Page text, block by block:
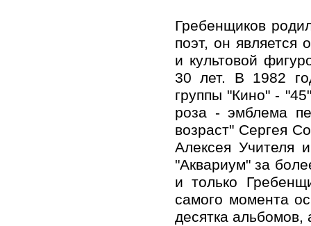
Гребенщиков
поэт, он является
и культовой
30 лет. В 1982
группы "Кино" -
роза - эмблема
возраст" Сергея
Алексея Учителя
"Аквариум" за
и только
самого момента
десятка альбомов,